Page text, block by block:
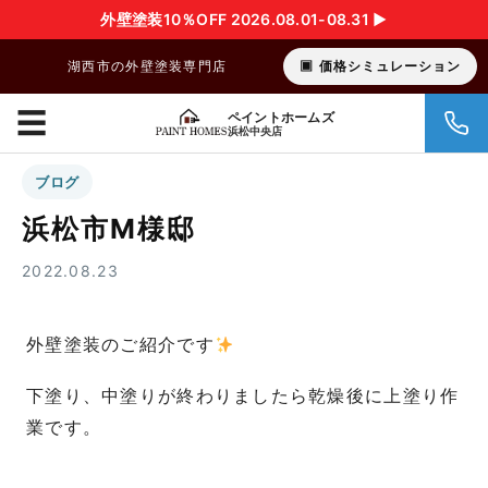
外壁塗装10％OFF 2026.08.01-08.31 ▶︎
湖西市の外壁塗装専門店 価格シミュレーション
ペイントホームズ
浜松中央店
☰
ブログ
浜松市M様邸
2022.08.23
外壁塗装のご紹介です
下塗り、中塗りが終わりましたら乾燥後に上塗り作
業です。